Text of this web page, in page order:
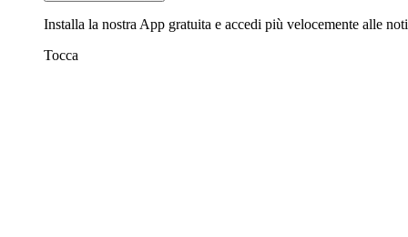
Installa la nostra App gratuita e accedi più velocemente alle
Tocca